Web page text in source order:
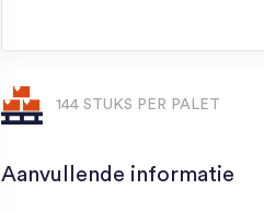
144 STUKS PER PALET
Aanvullende informatie